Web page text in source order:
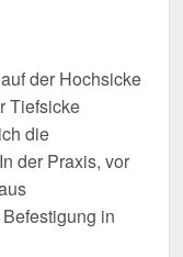
der Hochsicke
Tiefsicke
die
der Praxis, vor
in